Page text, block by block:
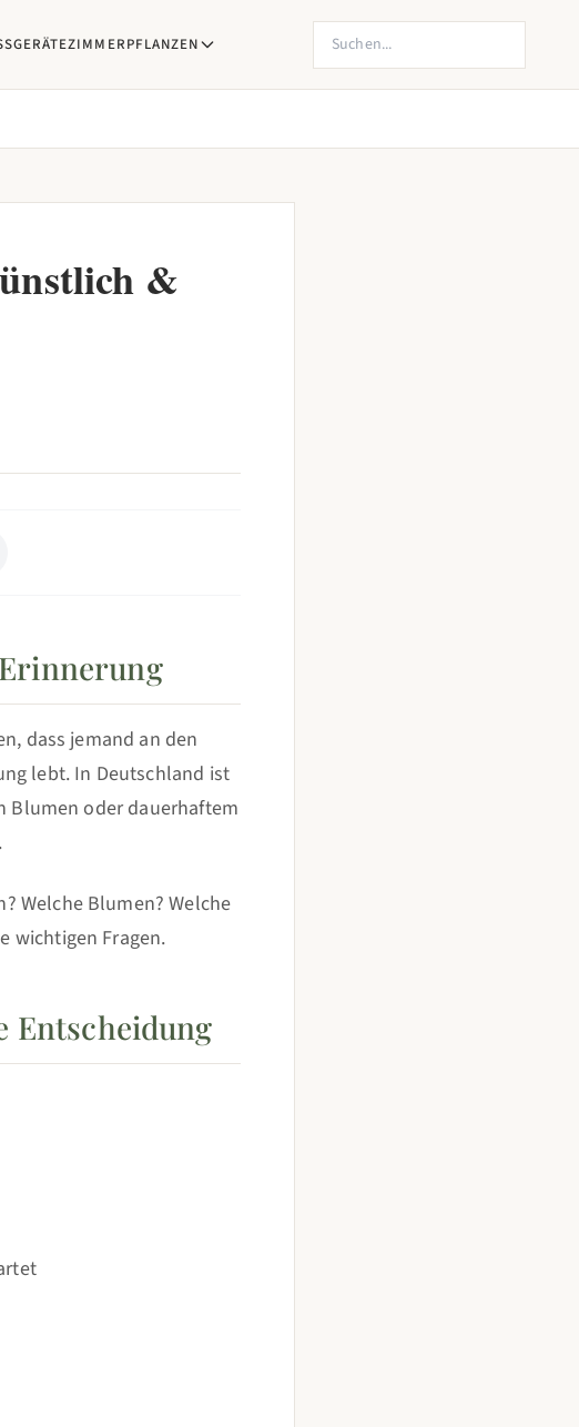
ZIMMERPFLANZEN Produkte suchen
&
dass jemand an den
lebt. In Deutschland ist
Blumen oder dauerhaftem
Welche Blumen? Welche
wichtigen Fragen.
Entscheidung